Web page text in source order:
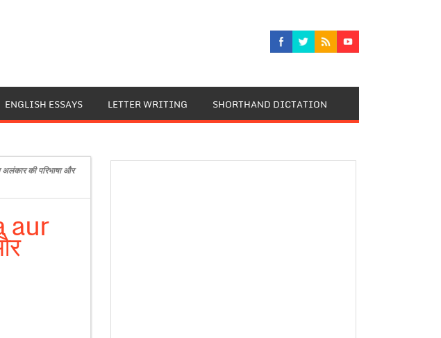
ENGLISH ESSAYS LETTER WRITING SHORTHAND DICTATION
की परिभाषा और
aur